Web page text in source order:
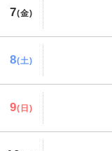
7(金)
8(土)
9(日)